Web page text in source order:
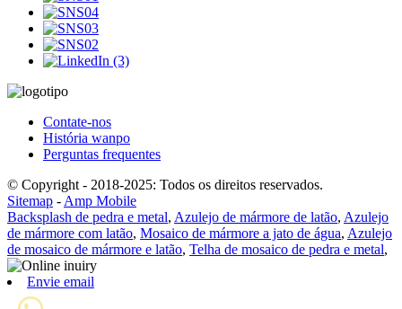
Contate-nos
História wanpo
Perguntas frequentes
© Copyright - 2018-2025: Todos os direitos reservados.
Sitemap - Amp Mobile
Backsplash de pedra e metal, Azulejo de mármore de latão, Azulejo
de mármore com latão, Mosaico de mármore a jato de água, Azulejo
de mosaico de mármore e latão, Telha de mosaico de pedra e metal,
Envie email